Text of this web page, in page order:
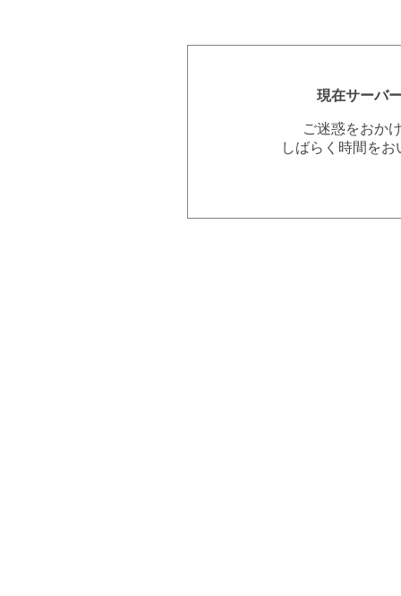
現在サーバ
ご迷惑をおか
しばらく時間を